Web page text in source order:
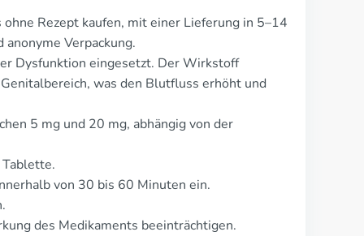
Rezept kaufen, mit einer Lieferung in 5–14
Verpackung.
Dysfunktion eingesetzt. Der Wirkstoff
was den Blutfluss erhöht und
5 mg und 20 mg, abhängig von der
von 30 bis 60 Minuten ein.
des Medikaments beeinträchtigen.